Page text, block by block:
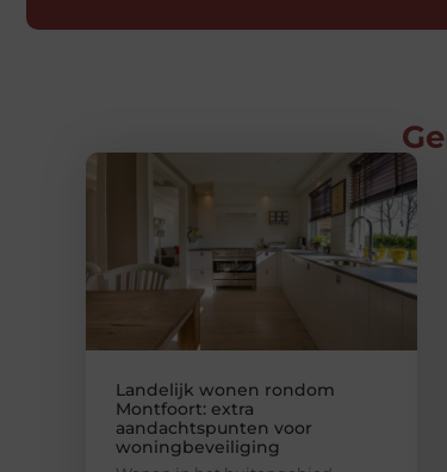
Landelijk wonen rondom
Montfoort: extra
aandachtspunten voor
woningbeveiliging